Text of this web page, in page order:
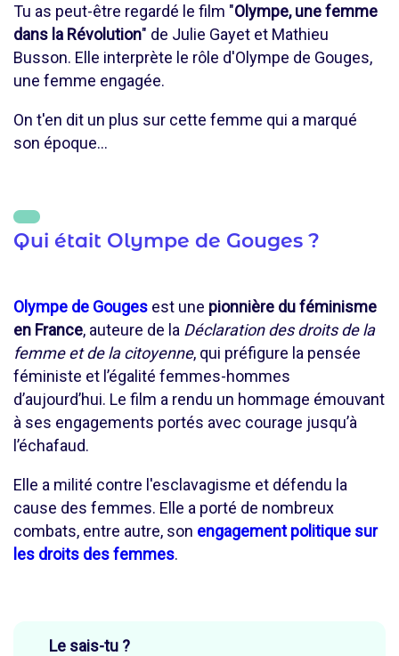
Tu as peut-être regardé le film "Olympe, une femme
dans la Révolution" de Julie Gayet et Mathieu
Busson. Elle interprète le rôle d'Olympe de Gouges,
une femme engagée.
On t'en dit un plus sur cette femme qui a marqué
son époque...
Qui était Olympe de Gouges ?
Olympe de Gouges est une pionnière du féminisme
en France, auteure de la Déclaration des droits de la
femme et de la citoyenne, qui préfigure la pensée
féministe et l’égalité femmes-hommes
d’aujourd’hui. Le film a rendu un hommage émouvant
à ses engagements portés avec courage jusqu’à
l’échafaud.
Elle a milité contre l'esclavagisme et défendu la
cause des femmes. Elle a porté de nombreux
combats, entre autre, son engagement politique sur
les droits des femmes.
Le sais-tu ?